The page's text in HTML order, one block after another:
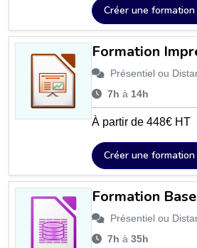
Créer une formation
Formation
Présentiel ou
7h à 14h
À partir de 448€ HT
Créer une formation
Formation Base
Présentiel ou
7h à 35h